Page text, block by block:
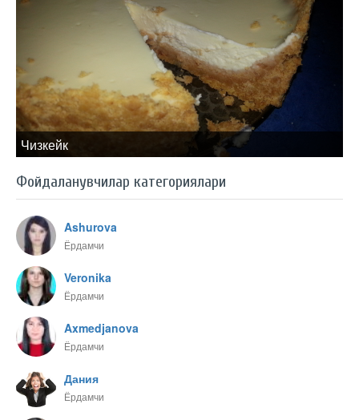
Чизкейк
Фойдаланувчилар категориялари
Ashurova
Ёрдамчи
Veronika
Ёрдамчи
Axmedjanova
Ёрдамчи
Дания
Ёрдамчи